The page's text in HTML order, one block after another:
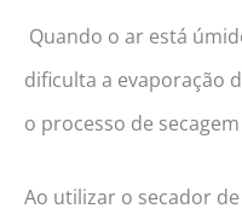
Quando o ar está
dificulta a evaporação
o processo de
Ao utilizar o secador